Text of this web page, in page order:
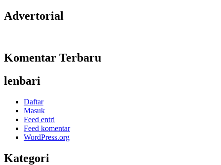
Advertorial
Komentar Terbaru
lenbari
Daftar
Masuk
Feed entri
Feed komentar
WordPress.org
Kategori